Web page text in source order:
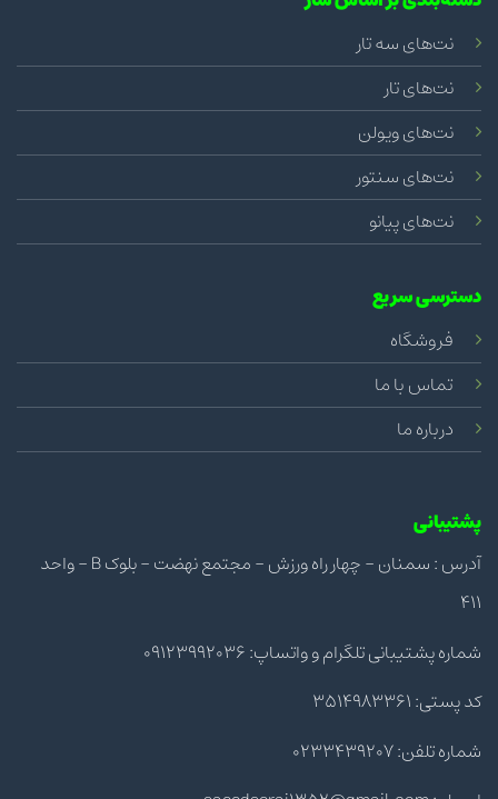
نت‌های سه تار
نت‌های تار
نت‌های ویولن
نت‌های سنتور
نت‌های پیانو
دسترسی سریع
فروشگاه
تماس با ما
درباره ما
پشتیبانی
آدرس : سمنان - چهار راه ورزش - مجتمع نهضت - بلوک B - واحد
411
شماره پشتیبانی تلگرام و واتساپ: 09123992036
کد پستی: 3514983361
شماره تلفن: 0233439207